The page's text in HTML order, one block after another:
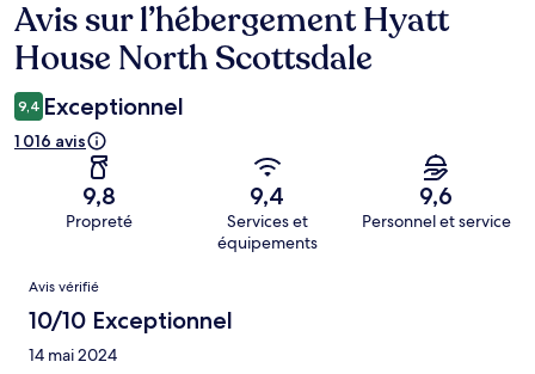
Avis
Avis sur l’hébergement Hyatt
House North Scottsdale
9,4 Exceptionnel
1 016 avis
9,8
Propreté
9,4
Services et
équipements
9,6
Personnel et service
Avis
Avis vérifié
10/10 Exceptionnel
14 mai 2024